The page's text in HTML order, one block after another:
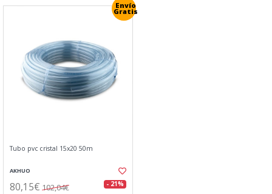
Envío
Gratis
Tubo pvc cristal 15x20 50m
AKHUO
80,15€ 102,04€ - 21%